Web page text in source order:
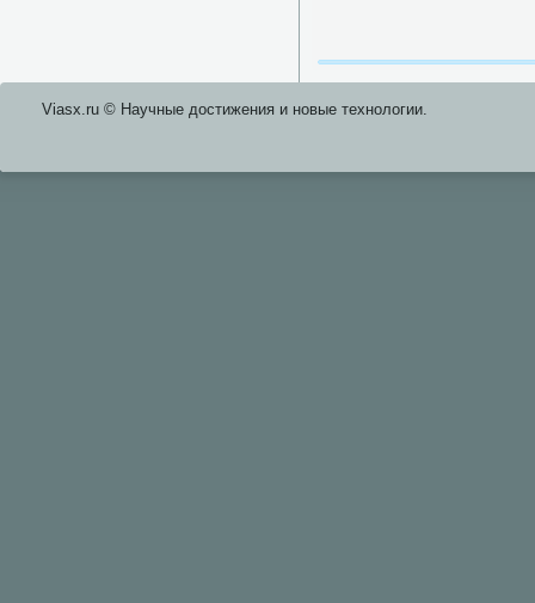
Viasx.ru © Научные достижения и нοвые технοлогии.